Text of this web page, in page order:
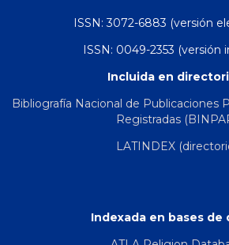
ISSN: 3072-6883 (versión
ISSN: 0049-2353 (versión
Incluida en
Bibliografía Nacional de Publicaciones
Registradas
LATINDEX
Indexada en bases de